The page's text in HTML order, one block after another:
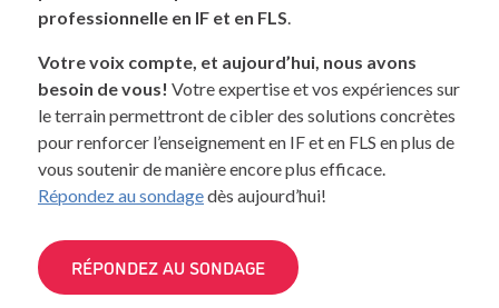
professionnelle en IF et en FLS.
Votre voix compte, et aujourd’hui, nous avons
besoin de vous! Votre expertise et vos expériences sur
le terrain permettront de cibler des solutions concrètes
pour renforcer l’enseignement en IF et en FLS en plus de
vous soutenir de manière encore plus efficace.
Répondez au sondagedès aujourd’hui!
RÉPONDEZ AU SONDAGE